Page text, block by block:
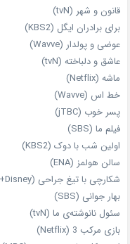
قانون و شهر (tvN)
برای برادران ایگل (KBS2)
عوضی و پولدار (Wavve)
عاشق و دلباخته (tvN)
ماشه (Netflix)
خط اس (Wavve)
پسر خوب (jTBC)
فیلم ما (SBS)
اولین شب با دوک (KBS2)
سالن هولمز (ENA)
شکارچی با تیغ جراحی (Disney+)
بهار جوانی (SBS)
سئول نانوشته‌ی ما (tvN)
بازی مرکب 3 (Netflix)